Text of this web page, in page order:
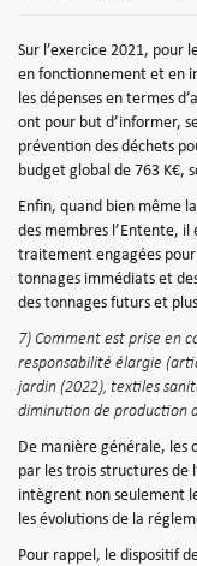
Sur l’exercice 2021, pour
en fonctionnement et en
les dépenses en termes
ont pour but d’informer,
prévention des déchets
budget global de 763 K€,
Enfin, quand bien même
des membres l’Entente, il
traitement engagées
tonnages immédiats et
des tonnages futurs et
7) Comment est prise en
responsabilité élargie
jardin (2022), textiles
diminution de production
De manière générale, les
par les trois structures de
intègrent non seulement
les évolutions de la
Pour rappel, le dispositif